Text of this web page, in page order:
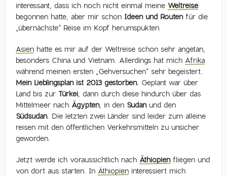
interessant, dass ich noch nicht einmal meine Weltreise
begonnen hatte, aber mir schon Ideen und Routenfür die
„übernächste“ Reise im Kopf herumspukten.
Asien hatte es mir auf der Weltreise schon sehr angetan,
besonders China und Vietnam. Allerdings hat mich Afrika
während meinen ersten „Gehversuchen“ sehr begeistert.
Mein Lieblingsplan ist 2013 gestorben. Geplant war über
Land bis zur Türkei, dann durch diese hindurch über das
Mittelmeer nach Ägypten, in den Sudanund den
Südsudan. Die letzten zwei Länder sind leider zum alleine
reisen mit den öffentlichen Verkehrsmitteln zu unsicher
geworden.
Jetzt werde ich voraussichtlich nach Äthiopienfliegen und
von dort aus starten. In Äthiopien interessiert mich